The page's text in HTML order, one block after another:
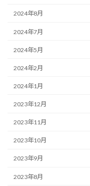
2024年8月
2024年7月
2024年5月
2024年2月
2024年1月
2023年12月
2023年11月
2023年10月
2023年9月
2023年8月